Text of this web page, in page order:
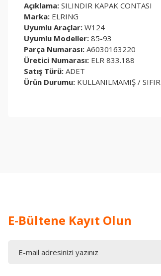
Açıklama: SILINDIR KAPAK CONTASI
Marka: ELRING
Uyumlu Araçlar: W124
Uyumlu Modeller: 85-93
Parça Numarası: A6030163220
Üretici Numarası: ELR 833.188
Satış Türü: ADET
Ürün Durumu: KULLANILMAMIŞ / SIFIR
E-Bültene Kayıt Olun